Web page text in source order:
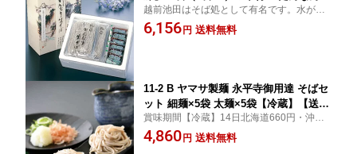
ギフトおいしい 福井県 福井 お土産 特
産物贈り物 中元 お中元 贈答
越前池田はそば処として有名です。水がき
れい、空気がきれい、納得のおそばをぜ
ひ！北海道660円・沖縄・離島1210円加算
6,156 円 送料無料
11-2 B ヤマサ製麺 永平寺御用達 そばセ
ット 細麺×5袋 太麺×5袋【冷蔵】【送料
無料】そば 永平寺ギフト 越前そばおい
しい 福井県 福井 お土産 特産物贈り物
賞味期間【冷蔵】14日北海道660円・沖
縄・離島1210円加算
4,860 円 送料無料